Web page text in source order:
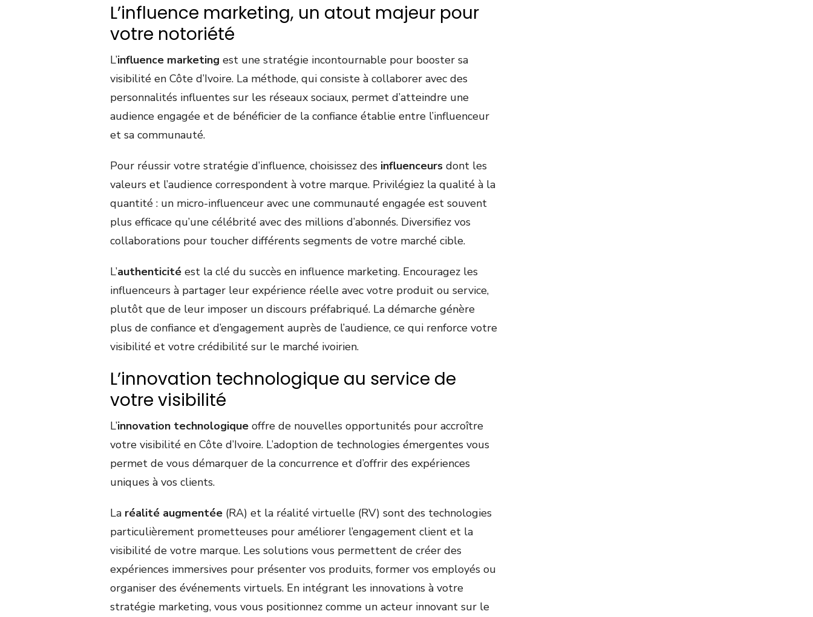
L’influence marketing, un atout majeur pour
votre notoriété
L’influence marketing est une stratégie incontournable pour booster sa
visibilité en Côte d’Ivoire. La méthode, qui consiste à collaborer avec des
personnalités influentes sur les réseaux sociaux, permet d’atteindre une
audience engagée et de bénéficier de la confiance établie entre l’influenceur
et sa communauté.
Pour réussir votre stratégie d’influence, choisissez des influenceurs dont les
valeurs et l’audience correspondent à votre marque. Privilégiez la qualité à la
quantité : un micro-influenceur avec une communauté engagée est souvent
plus efficace qu’une célébrité avec des millions d’abonnés. Diversifiez vos
collaborations pour toucher différents segments de votre marché cible.
L’authenticité est la clé du succès en influence marketing. Encouragez les
influenceurs à partager leur expérience réelle avec votre produit ou service,
plutôt que de leur imposer un discours préfabriqué. La démarche génère
plus de confiance et d’engagement auprès de l’audience, ce qui renforce votre
visibilité et votre crédibilité sur le marché ivoirien.
L’innovation technologique au service de
votre visibilité
L’innovation technologique offre de nouvelles opportunités pour accroître
votre visibilité en Côte d’Ivoire. L’adoption de technologies émergentes vous
permet de vous démarquer de la concurrence et d’offrir des expériences
uniques à vos clients.
La réalité augmentée (RA) et la réalité virtuelle (RV) sont des technologies
particulièrement prometteuses pour améliorer l’engagement client et la
visibilité de votre marque. Les solutions vous permettent de créer des
expériences immersives pour présenter vos produits, former vos employés ou
organiser des événements virtuels. En intégrant les innovations à votre
stratégie marketing, vous vous positionnez comme un acteur innovant sur le